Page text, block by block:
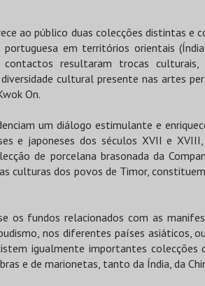
ao público duas colecções distintas e
em territórios orientais
resultaram trocas culturais,
cultural presente nas artes
On.
um diálogo estimulante e
e japoneses dos séculos XVII e
de porcelana brasonada da
culturas dos povos de Timor,
os fundos relacionados com as
nos diferentes países asiáticos,
igualmente importantes colecções
e de marionetas, tanto da Índia, da